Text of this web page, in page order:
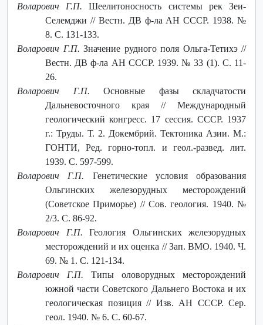
Воларович Г.П. Шеелитоносность системы рек Зеи-
Селемджи // Вестн. ДВ ф-ла АН СССР. 1938. №
8. С. 131-133.
Воларович Г.П. Значение рудного поля Ольга-Тетихэ //
Вестн. ДВ ф-ла АН СССР. 1939. № 33 (1). С. 11-
26.
Воларович Г.П. Основные фазы складчатости
Дальневосточного края // Международный
геологический конгресс. 17 сессия. СССР. 1937
г.: Труды. Т. 2. Докембрий. Тектоника Азии. М.:
ГОНТИ, Ред. горно-топл. и геол.-развед. лит.
1939. С. 597-599.
Воларович Г.П. Генетические условия образования
Ольгинских железорудных месторождений
(Советское Приморье) // Сов. геология. 1940. №
2/3. С. 86-92.
Воларович Г.П. Геология Ольгинских железорудных
месторождений и их оценка // Зап. ВМО. 1940. Ч.
69. № 1. С. 121-134.
Воларович Г.П. Типы оловорудных месторождений
южной части Советского Дальнего Востока и их
геологическая позиция // Изв. АН СССР. Сер.
геол. 1940. № 6. С. 60-67.